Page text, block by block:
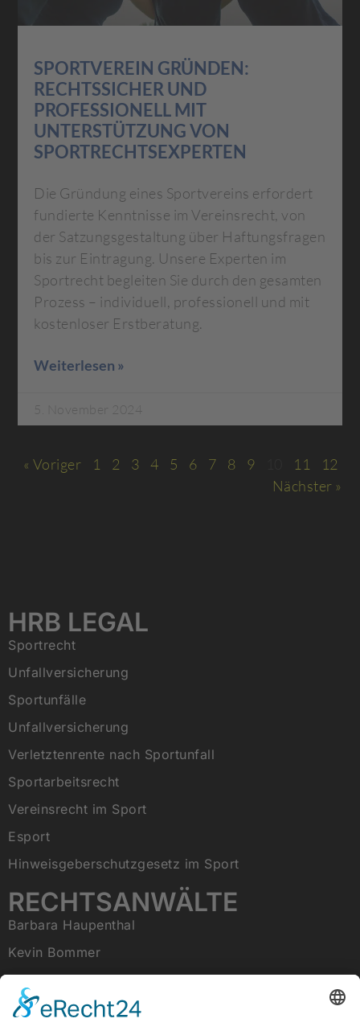
SPORTVEREIN GRÜNDEN:
RECHTSSICHER UND
PROFESSIONELL MIT
UNTERSTÜTZUNG VON
SPORTRECHTSEXPERTEN
Die Gründung eines Sportvereins erfordert
fundierte Kenntnisse im Vereinsrecht, von
der Satzungsgestaltung über Haftungsfragen
bis zur Eintragung. Unsere Experten im
Sportrecht begleiten Sie durch den gesamten
Prozess – individuell, professionell und mit
kostenloser Erstberatung.
Weiterlesen »
5. November 2024
« Voriger 1 2 3 4 5 6 7 8 9 11
12
Nächster »
HRB LEGAL
Sportrecht
Unfallversicherung
Sportunfälle
Unfallversicherung
Verletztenrente nach Sportunfall
Sportarbeitsrecht
Vereinsrecht im Sport
Esport
Hinweisgeberschutzgesetz im Sport
RECHTSANWÄLTE
Barbara Haupenthal
Kevin Bommer
Tobias Raab
RECHTLICHES